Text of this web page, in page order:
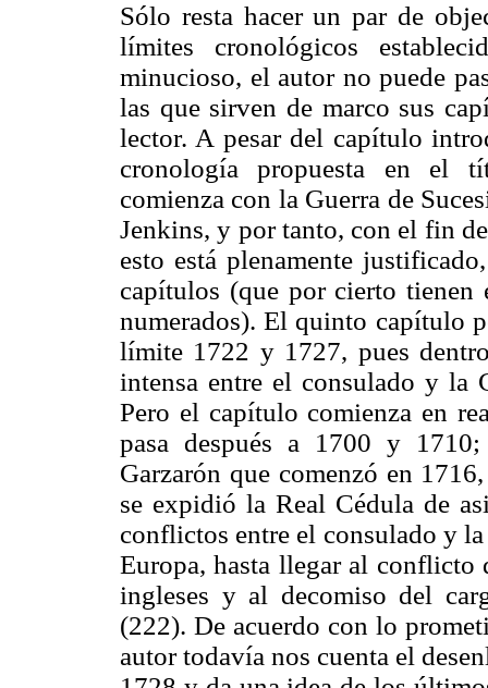
Sólo resta hacer un par de
límites cronológicos
minucioso, el autor no puede
las que sirven de marco sus
lector. A pesar del capítulo
cronología propuesta en el
comienza con la Guerra de
Jenkins, y por tanto, con el fin
esto está plenamente
capítulos (que por cierto
numerados). El quinto capítulo
límite 1722 y 1727, pues
intensa entre el consulado y la
Pero el capítulo comienza en
pasa después a 1700 y
Garzarón que comenzó en
se expidió la Real Cédula de
conflictos entre el consulado y
Europa, hasta llegar al
ingleses y al decomiso del
(222). De acuerdo con lo
autor todavía nos cuenta el